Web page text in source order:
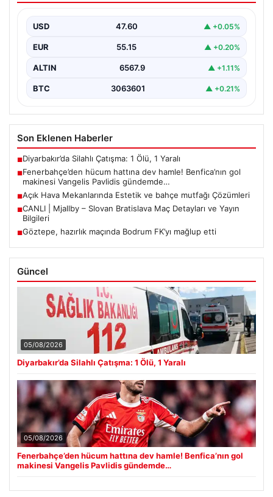
USD 47.60 ▲ +0.05%
EUR 55.15 ▲ +0.20%
ALTIN 6567.9 ▲ +1.11%
BTC 3063601 ▲ +0.21%
Son Eklenen Haberler
■Diyarbakır’da Silahlı Çatışma: 1 Ölü, 1 Yaralı
■Fenerbahçe’den hücum hattına dev hamle! Benfica’nın gol
makinesi Vangelis Pavlidis gündemde…
■Açık Hava Mekanlarında Estetik ve bahçe mutfağı Çözümleri
■CANLI | Mjallby – Slovan Bratislava Maç Detayları ve Yayın
Bilgileri
■Göztepe, hazırlık maçında Bodrum FK’yı mağlup etti
Güncel
05/08/2026
Diyarbakır’da Silahlı Çatışma: 1 Ölü, 1 Yaralı
05/08/2026
Fenerbahçe’den hücum hattına dev hamle! Benfica’nın gol
makinesi Vangelis Pavlidis gündemde…